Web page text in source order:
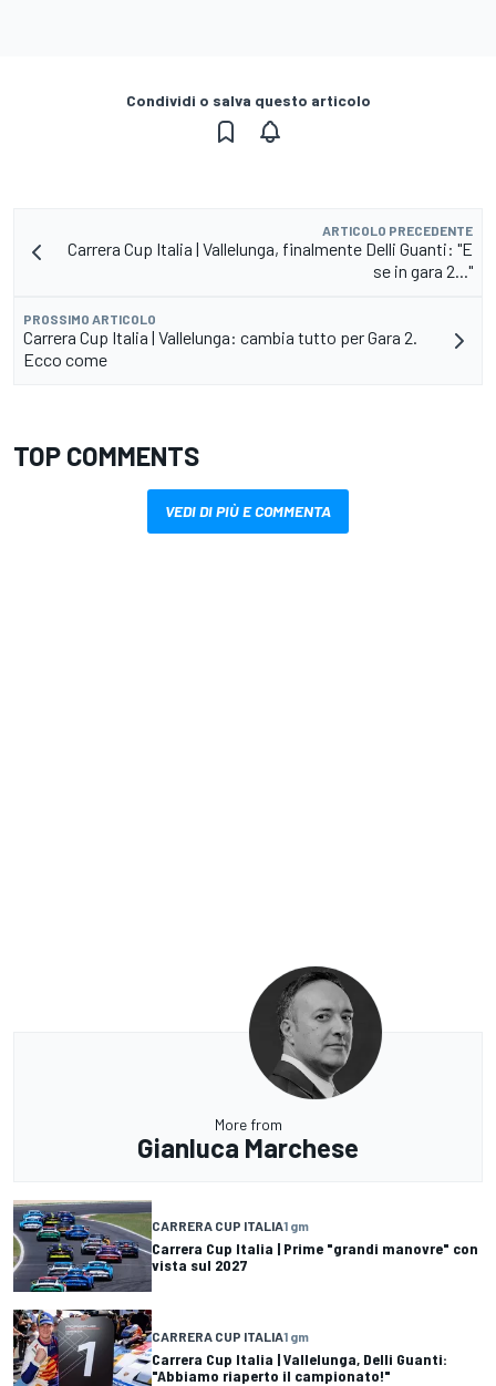
Condividi o salva questo articolo
ARTICOLO PRECEDENTE
Carrera Cup Italia | Vallelunga, finalmente Delli Guanti: "E
se in gara 2..."
PROSSIMO ARTICOLO
Carrera Cup Italia | Vallelunga: cambia tutto per Gara 2.
Ecco come
TOP COMMENTS
VEDI DI PIÙ E COMMENTA
More from
Gianluca Marchese
CARRERA CUP ITALIA1 gm
Carrera Cup Italia | Prime "grandi manovre" con
vista sul 2027
CARRERA CUP ITALIA1 gm
Carrera Cup Italia | Vallelunga, Delli Guanti:
"Abbiamo riaperto il campionato!"